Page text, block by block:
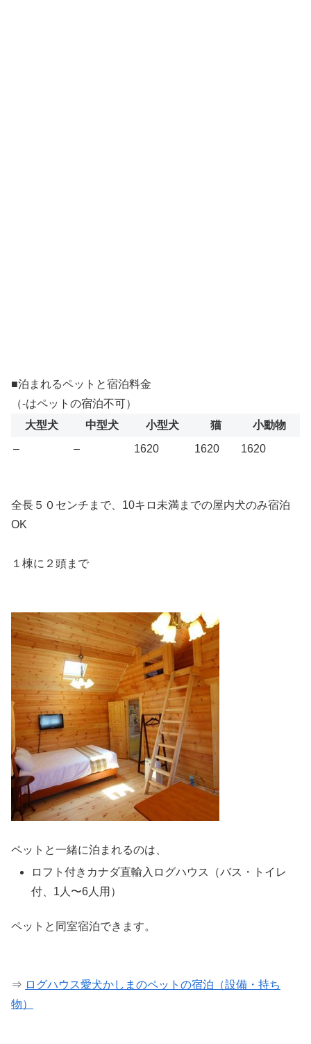
■泊まれるペットと宿泊料金
（-はペットの宿泊不可）
大型犬
中型犬 小型犬 猫
小動物
–
– 1620 1620 1620
全長５０センチまで、10キロ未満までの屋内犬のみ宿泊
OK
１棟に２頭まで
ペットと一緒に泊まれるのは、
ロフト付きカナダ直輸入ログハウス（バス・トイレ
付、1人〜6人用）
ペットと同室宿泊できます。
⇒ ログハウス愛犬かしまのペットの宿泊（設備・持ち
物）